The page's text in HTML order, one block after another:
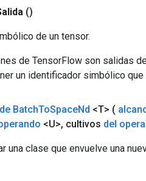
()
de un tensor.
de TensorFlow son salidas
un identificador simbólico
de BatchToSpaceNd <T> (
<U>, cultivos del
una clase que envuelve una